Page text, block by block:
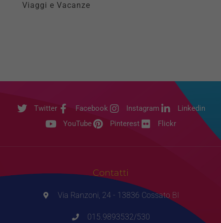
Viaggi e Vacanze
Twitter Facebook Instagram
Linkedin
YouTube
Pinterest Flickr
Contatti
Via Ranzoni, 24 - 13836 Cossato BI
015.9893532/530